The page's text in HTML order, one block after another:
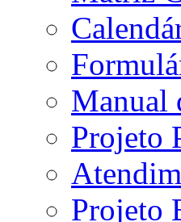
Manual
Projeto
Projeto